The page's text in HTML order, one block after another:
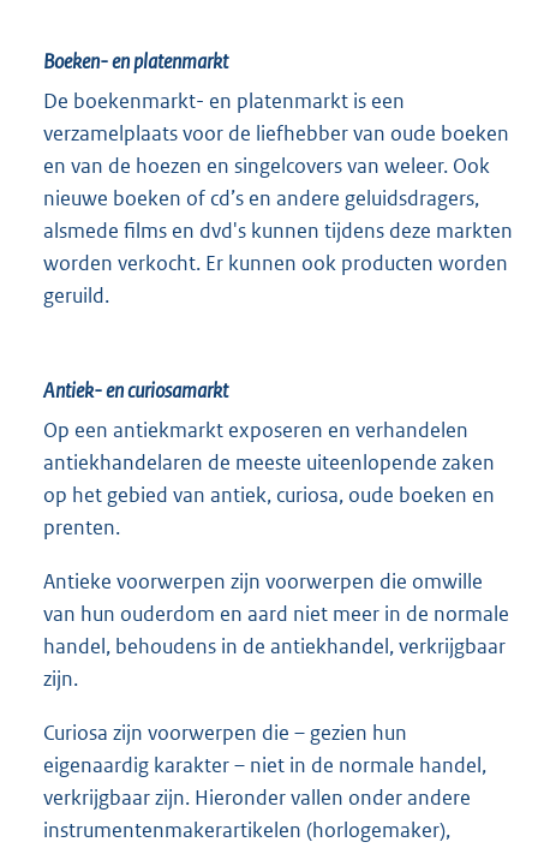
Boeken- en platenmarkt
De boekenmarkt- en platenmarkt is een
verzamelplaats voor de liefhebber van oude boeken
en van de hoezen en singelcovers van weleer. Ook
nieuwe boeken of cd’s en andere geluidsdragers,
alsmede films en dvd's kunnen tijdens deze markten
worden verkocht. Er kunnen ook producten worden
geruild.
Antiek- en curiosamarkt
Op een antiekmarkt exposeren en verhandelen
antiekhandelaren de meeste uiteenlopende zaken
op het gebied van antiek, curiosa, oude boeken en
prenten.
Antieke voorwerpen zijn voorwerpen die omwille
van hun ouderdom en aard niet meer in de normale
handel, behoudens in de antiekhandel, verkrijgbaar
zijn.
Curiosa zijn voorwerpen die – gezien hun
eigenaardig karakter – niet in de normale handel,
verkrijgbaar zijn. Hieronder vallen onder andere
instrumentenmakerartikelen (horlogemaker),